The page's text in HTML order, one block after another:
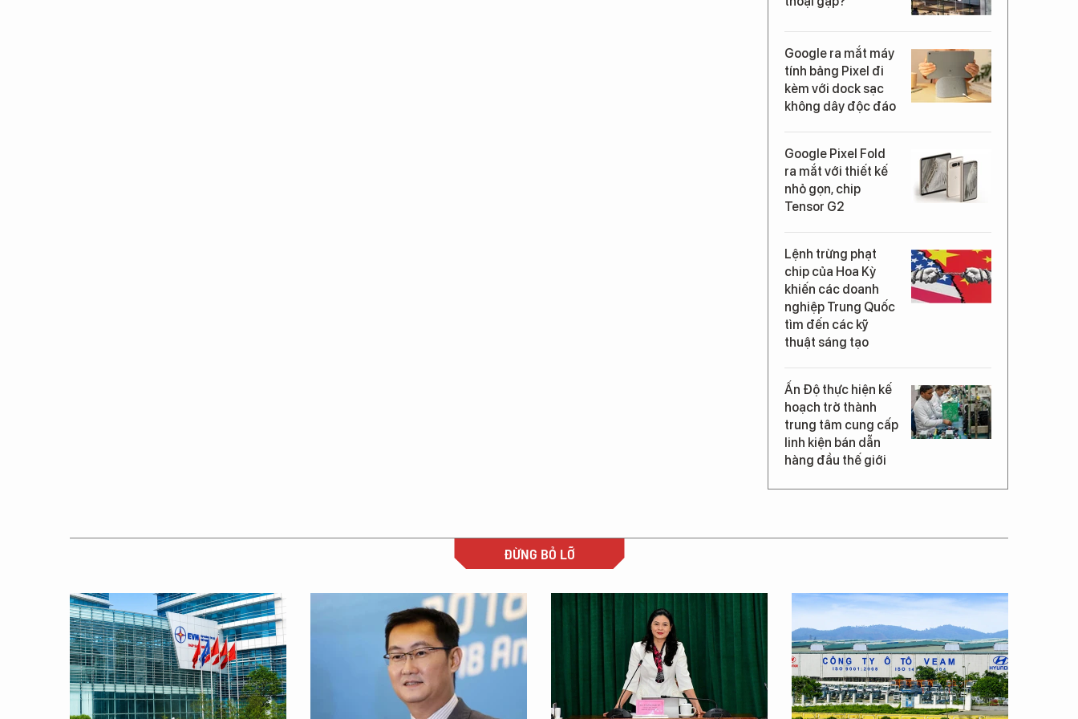
Google ra mắt máy
tính bảng Pixel đi
kèm với dock sạc
không dây độc đáo
Google Pixel Fold
ra mắt với thiết kế
nhỏ gọn, chip
Tensor G2
Lệnh trừng phạt
chip của Hoa Kỳ
khiến các doanh
nghiệp Trung Quốc
tìm đến các kỹ
thuật sáng tạo
Ấn Độ thực hiện kế
hoạch trở thành
trung tâm cung cấp
linh kiện bán dẫn
hàng đầu thế giới
ĐỪNG BỎ LỠ